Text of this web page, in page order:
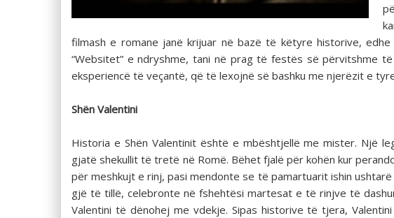
filmash e romane janë krijuar në bazë të këtyre historive,
“Websitet” e ndryshme, tani në prag të festës së përvitshme
eksperiencë të veçantë, që të lexojnë së bashku me njerëzit e
Shën Valentini
Historia e Shën Valentinit është e mbështjellë me mister. Një
gjatë shekullit të tretë në Romë. Bëhet fjalë për kohën kur
për meshkujt e rinj, pasi mendonte se të pamartuarit ishin
gjë të tillë, celebronte në fshehtësi martesat e të rinjve të
Valentini të dënohej me vdekje. Sipas historive të tjera,